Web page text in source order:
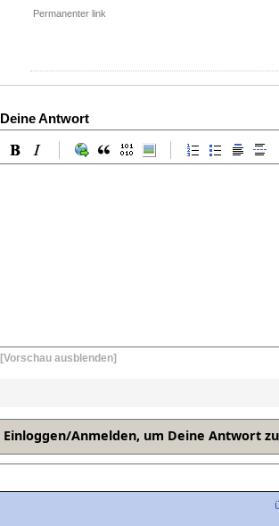
Permanenter link
Deine Antwort
[Vorschau ausblenden]